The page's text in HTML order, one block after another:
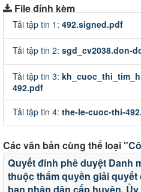
File đính kèm
Tải tập tin 1: 492.signed.pdf
Tải tập tin 2: sgd_cv2038.don-
Tải tập tin 3:
492.pdf
Tải tập tin 4: the-le-cuoc-thi-
Các văn bản cùng thể loại
Quyết đinh phê duyệt Danh
thuộc thẩm quyền giải
ban nhân dân cấp huyện,